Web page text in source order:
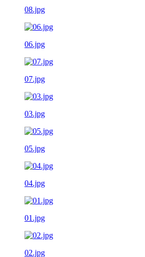
08.jpg
06.jpg
07.jpg
03.jpg
05.jpg
04.jpg
01.jpg
02.jpg